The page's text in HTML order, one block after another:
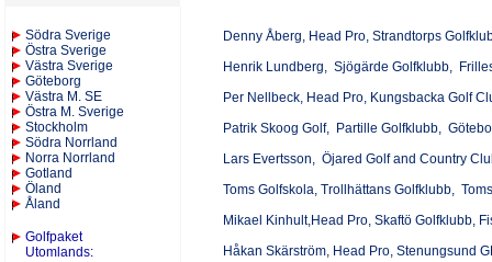
Södra Sverige
Östra Sverige
Västra Sverige
Göteborg
Västra M. SE
Östra M. Sverige
Stockholm
Södra Norrland
Norra Norrland
Gotland
Öland
Åland
Golfpaket
Utomlands:
Denny Åberg, Head Pro, Strandtorps
Henrik Lundberg, Sjögärde Golfklubb,
Per Nellbeck, Head Pro, Kungsbacka Golf
Patrik Skoog Golf, Partille Golfklubb,
Lars Evertsson, Öjared Golf and Country
Toms Golfskola, Trollhättans Golfklubb,
Mikael Kinhult,Head Pro, Skaftö Golfklubb,
Håkan Skärström, Head Pro, Stenungsund